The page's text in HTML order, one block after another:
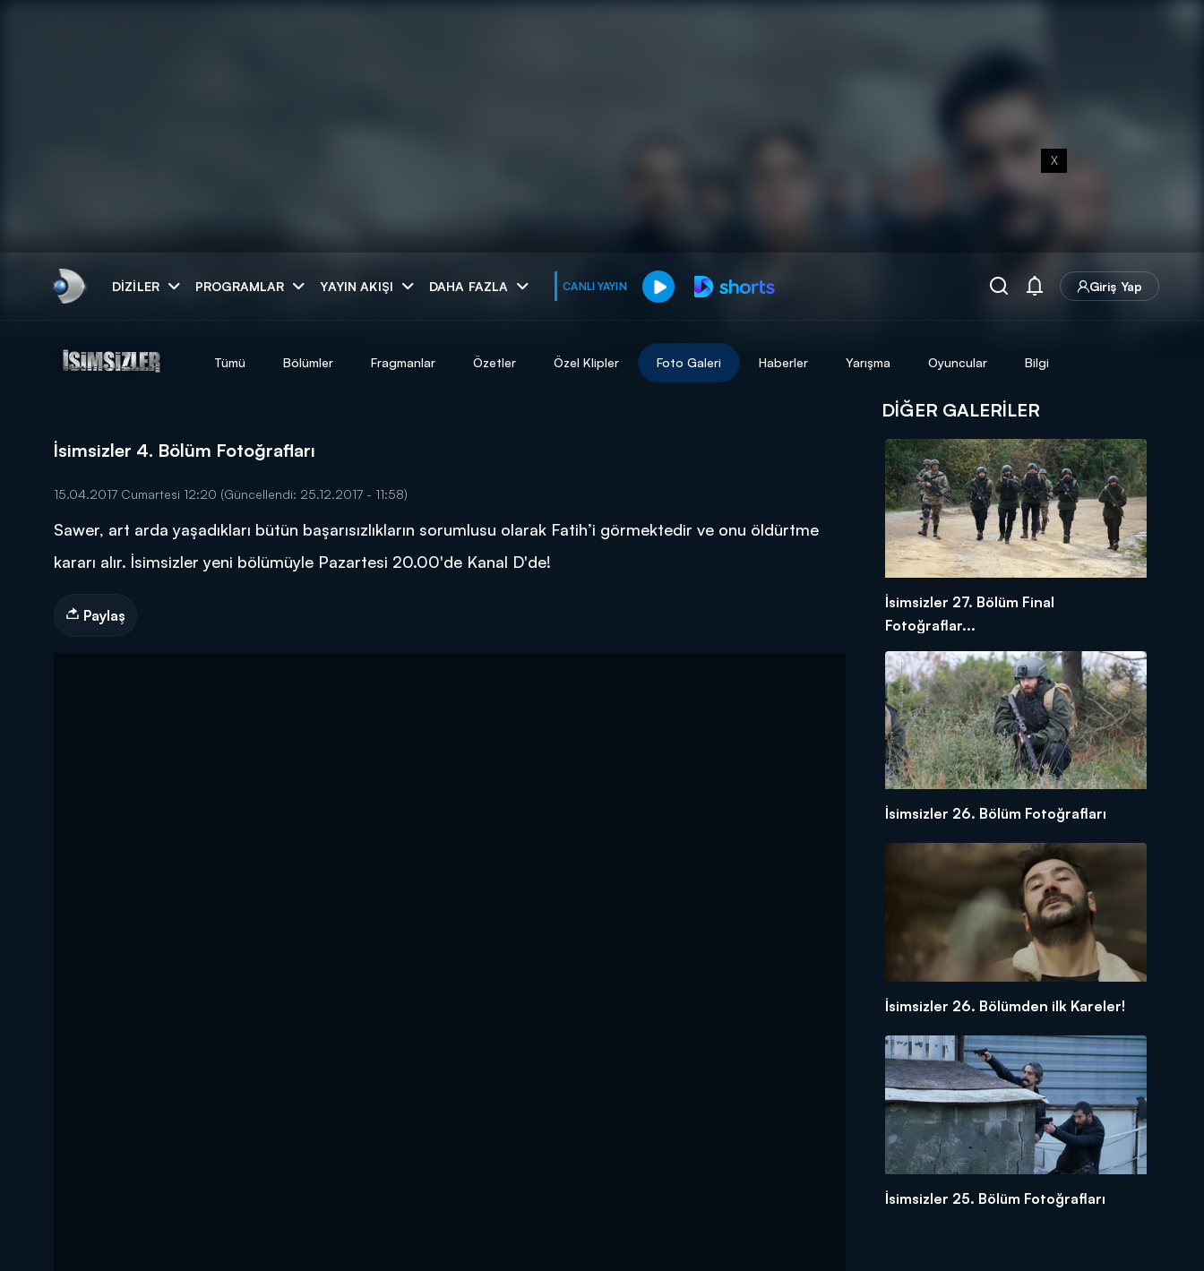
X
DIZILER PROGRAMLAR YAYIN AKIŞI DAHA FAZLA CANLI YAYIN Giriş Yap
muhteşem ikili
DİĞER SONUÇLAR
Tümü Bölümler Fragmanlar Özetler Özel Klipler Foto Galeri Haberler Yarışma Oyuncular Bilgi
İsimsizler 4. Bölüm Fotoğrafları
15.04.2017 Cumartesi 12:20 (Güncellendi: 25.12.2017 - 11:58)
Sawer, art arda yaşadıkları bütün başarısızlıkların sorumlusu olarak Fatih’i görmektedir ve onu öldürtme
kararı alır. İsimsizler yeni bölümüyle Pazartesi 20.00'de Kanal D'de!
Paylaş
DİĞER GALERİLER
İsimsizler 27. Bölüm Final
Fotoğraflar...
İsimsizler 26. Bölüm Fotoğrafları
İsimsizler 26. Bölümden ilk Kareler!
İsimsizler 25. Bölüm Fotoğrafları